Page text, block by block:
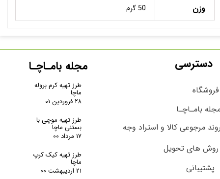
وزن
50 گرم
دسترسی
فروشگاه
بامـاچـا
پشتیبانی
روش های تحویل
مرجوعی کالا و استراد وجه
مجله بامـاچـا
طرز تهیه کرم بروله
ماچا
۲۸ فروردین ۰۱
طرز تهیه موچی با
بستنی ماچا
۱۷ مرداد ۰۰
طرز تهیه کیک کرپ
ماچا
۲۱ اردیبهشت ۰۰